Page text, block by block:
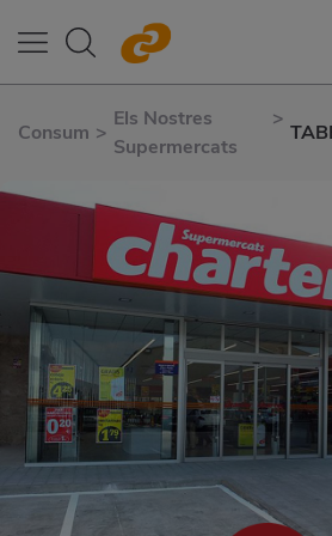
Consum >
Els Nostres
Supermercats
>